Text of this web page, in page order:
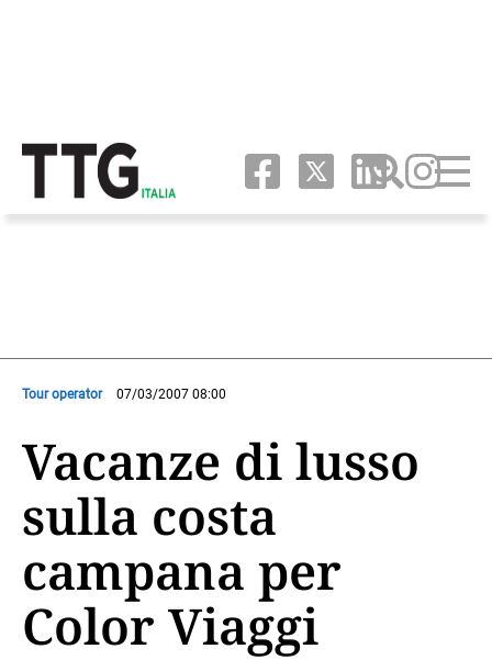
Tour operator 07/03/2007 08:00
Vacanze di lusso
sulla costa
campana per
Color Viaggi